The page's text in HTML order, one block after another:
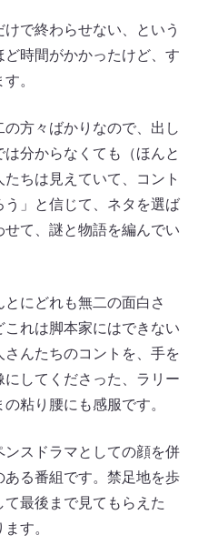
で終わらせない、という
時間がかかったけど、す
。
方々ばかりなので、出し
分からなくても（ほんと
ちは見えていて、コント
」と信じて、ネタを選ば
て、謎と物語を編んでい
にどれも無二の面白さ
れは脚本家にはできない
んたちのコントを、手を
してくださった、ラリー
粘り腰にも感服です。
スドラマとしての顔を併
る番組です。禁足地を歩
最後まで見てもらえた
す。